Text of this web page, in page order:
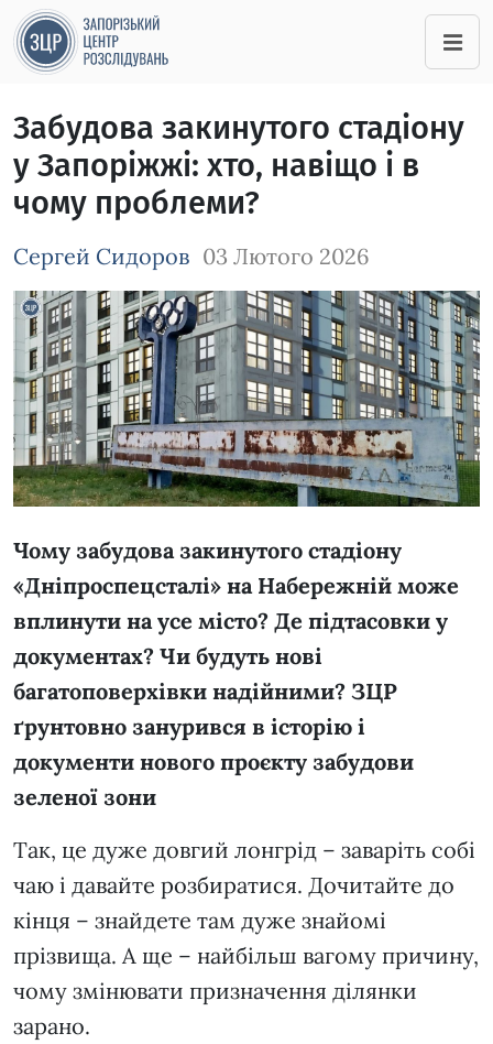
Забудова закинутого стадіону
у Запоріжжі: хто, навіщо і в
чому проблеми?
Сергей Сидоров 03 Лютого 2026
Зображення завантажується
Чому забудова закинутого стадіону
«Дніпроспецсталі» на Набережній може
вплинути на усе місто? Де підтасовки у
документах? Чи будуть нові
багатоповерхівки надійними? ЗЦР
ґрунтовно занурився в історію і
документи нового проєкту забудови
зеленої зони
Так, це дуже довгий лонгрід – заваріть собі
чаю і давайте розбиратися. Дочитайте до
кінця – знайдете там дуже знайомі
прізвища. А ще – найбільш вагому причину,
чому змінювати призначення ділянки
зарано.